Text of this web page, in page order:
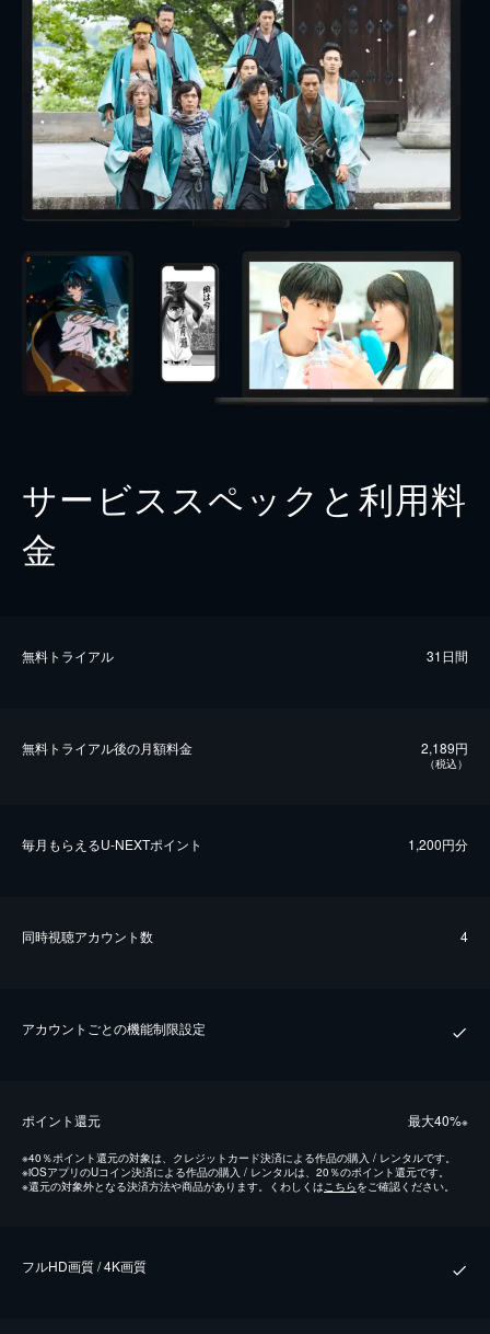
サービススペックと利用料
金
無料トライアル 31日間
無料トライアル後の⽉額料金 2,189円
（税込）
毎⽉もらえるU-NEXTポイント 1,200円分
同時視聴アカウント数 4
アカウントごとの機能制限設定
ポイント還元 最⼤40%※
※40％ポイント還元の対象は、クレジットカード決済による作品の購入 / レンタルです。
※iOSアプリのUコイン決済による作品の購入 / レンタルは、20％のポイント還元です。
※還元の対象外となる決済方法や商品があります。くわしくはこちらをご確認ください。
フルHD画質 / 4K画質